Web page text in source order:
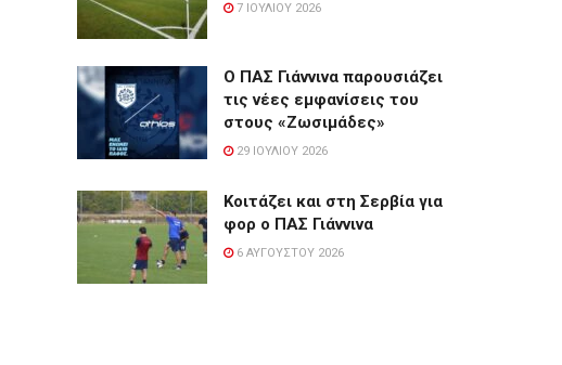
7 ΙΟΥΛΊΟΥ 2026
Ο ΠΑΣ Γιάννινα παρουσιάζει
τις νέες εμφανίσεις του
στους «Ζωσιμάδες»
29 ΙΟΥΛΊΟΥ 2026
Κοιτάζει και στη Σερβία για
φορ ο ΠΑΣ Γιάννινα
6 ΑΥΓΟΎΣΤΟΥ 2026